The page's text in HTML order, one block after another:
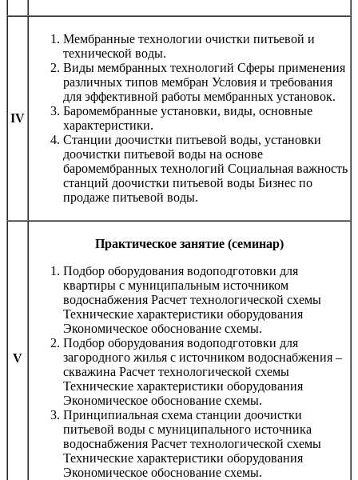
IV
Мембранные технологии очистки питьевой и
технической воды.
Виды мембранных технологий Сферы применения
различных типов мембран Условия и требования
для эффективной работы мембранных установок.
Баромембранные установки, виды, основные
характеристики.
Станции доочистки питьевой воды, установки
доочистки питьевой воды на основе
баромембранных технологий Социальная важность
станций доочистки питьевой воды Бизнес по
продаже питьевой воды.
V
Практическое занятие (семинар)
Подбор оборудования водоподготовки для
квартиры с муниципальным источником
водоснабжения Расчет технологической схемы
Технические характеристики оборудования
Экономическое обоснование схемы.
Подбор оборудования водоподготовки для
загородного жилья с источником водоснабжения –
скважина Расчет технологической схемы
Технические характеристики оборудования
Экономическое обоснование схемы.
Принципиальная схема станции доочистки
питьевой воды с муниципального источника
водоснабжения Расчет технологической схемы
Технические характеристики оборудования
Экономическое обоснование схемы.